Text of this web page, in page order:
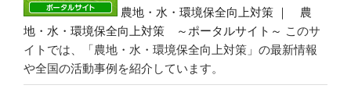
農地・水・環境保全向上対策 ｜ 農
地・水・環境保全向上対策 ～ポータルサイト～ このサ
イトでは、「農地・水・環境保全向上対策」の最新情報
や全国の活動事例を紹介しています。